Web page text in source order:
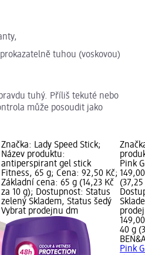
tuhou (voskovou)
tuhý. Příliš tekuté nebo
může posoudit jako
Značka: Lady Speed Stick;
Název produktu:
antiperspirant gel stick
Fitness, 65 g; Cena: 92,50 Kč;
Základní cena: 65 g (14,23 Kč
za 10 g); Dostupnost: Status
zelený Skladem, Status šedý
Vybrat prodejnu dm
Pink
40 g
Pink